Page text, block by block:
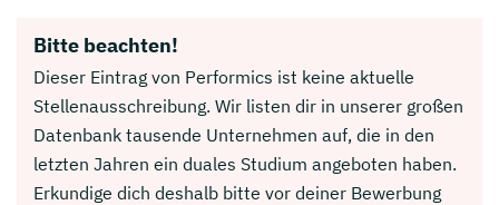
Bitte beachten!
Dieser Eintrag von Performics ist keine aktuelle
Stellenausschreibung. Wir listen dir in unserer großen
Datenbank tausende Unternehmen auf, die in den
letzten Jahren ein duales Studium angeboten haben.
Erkundige dich deshalb bitte vor deiner Bewerbung